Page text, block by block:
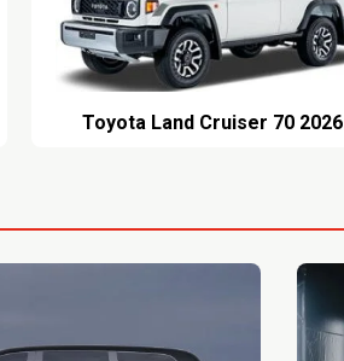
Toyota Land Cruiser 70 2026